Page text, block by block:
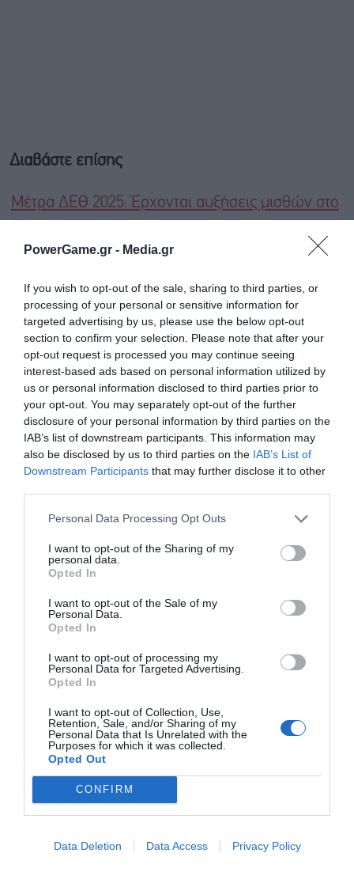
PowerGame.gr - Media.gr
If you wish to opt-out of the sale, sharing to third parties, or
processing of your personal or sensitive information for
targeted advertising by us, please use the below opt-out
section to confirm your selection. Please note that after your
opt-out request is processed you may continue seeing
interest-based ads based on personal information utilized by
us or personal information disclosed to third parties prior to
your opt-out. You may separately opt-out of the further
disclosure of your personal information by third parties on the
IAB’s list of downstream participants. This information may
also be disclosed by us to third parties on the IAB’s List of
Downstream Participants that may further disclose it to other
Personal Data Processing Opt Outs
I want to opt-out of the Sharing of my
personal data.
Opted In
I want to opt-out of the Sale of my
Personal Data.
Opted In
I want to opt-out of processing my
Personal Data for Targeted Advertising.
Opted In
I want to opt-out of Collection, Use,
Retention, Sale, and/or Sharing of my
Personal Data that Is Unrelated with the
Purposes for which it was collected.
Opted Out
CONFIRM
Data Deletion Data Access Privacy Policy
Διαβάστε επίσης
Μέτρα ΔΕΘ 2025: Έρχονται αυξήσεις μισθών στο
συνταξιούχοι
Οι 10 πιο ακριβές πόλεις παγκοσμίως για big
spenders
Ακολουθήστε το Powergame.gr στοGoogle
Newsγια άμεση και έγκυρη οικονομική
ενημέρωση!
ΡΟΗ ΕΙΔΗΣΕΩΝ
18:59 ΕΛΓΕΚΑ: Προληπτική ανάκληση μαρμελάδας
Θρήνος για Μέσι, πέθανε ο πατέρας του Χόρχε